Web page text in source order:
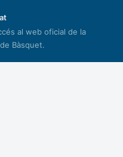
al web oficial de la
Bàsquet.